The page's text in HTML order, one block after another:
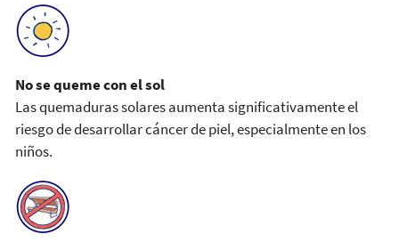
No se queme con el sol
Las quemaduras solares aumenta significativamente el
riesgo de desarrollar cáncer de piel, especialmente en los
niños.